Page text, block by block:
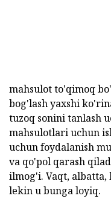
mahsulot to'qimoq
bog'lash yaxshi
tuzoq sonini tanlash
mahsulotlari uchun
uchun foydalanish
va qo'pol qarash
ilmog'i. Vaqt,
lekin u bunga loyiq.